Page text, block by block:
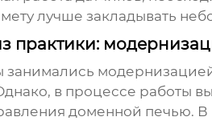
лучше закладывать
практики:
в процессе работы
доменной печью.